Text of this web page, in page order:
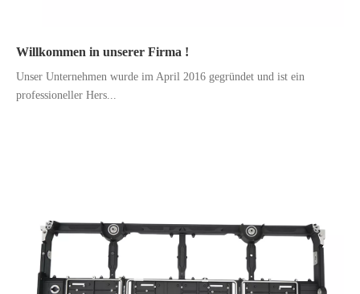
Willkommen in unserer Firma !
Unser Unternehmen wurde im April 2016 gegründet und ist ein
professioneller Hers...